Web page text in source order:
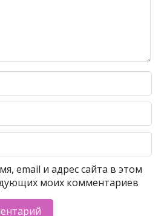
email и адрес сайта в этом
моих комментариев